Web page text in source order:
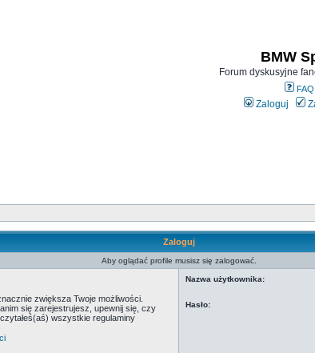
BMW
Forum dyskusyjne
FAQ
Zaloguj
Zaloguj
Aby oglądać profile musisz się zalogować.
zwiększa Twoje możliwości.
się zarejestrujesz, upewnij się, czy
wszystkie regulaminy
Nazwa użytkownika:
Hasło: